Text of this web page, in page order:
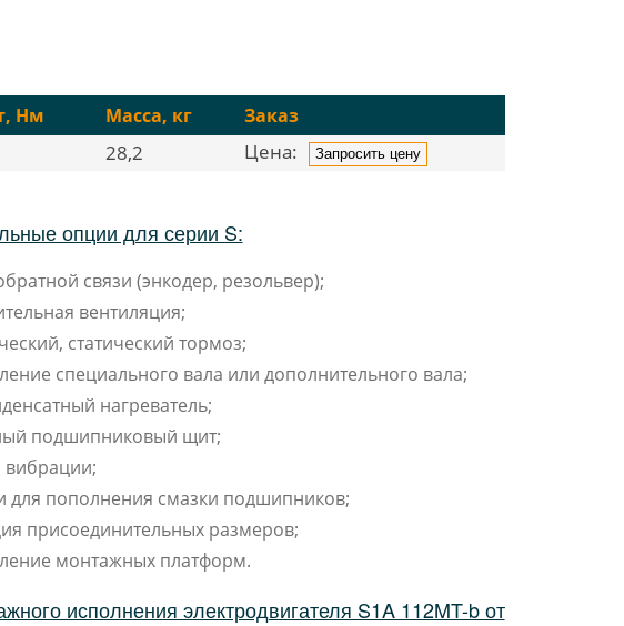
Нм Масса, кг Заказ
28,2 Цена: Запросить цену
опции для серии S:
связи (энкодер, резольвер);
вентиляция;
статический тормоз;
специального вала или дополнительного вала;
нагреватель;
подшипниковый щит;
вибрации;
для пополнения смазки подшипников;
присоединительных размеров;
монтажных платформ.
исполнения электродвигателя S1A 112MT-b от